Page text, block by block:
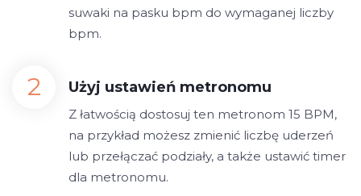
suwaki na pasku bpm do wymaganej liczby
bpm.
Użyj ustawień metronomu
Z łatwością dostosuj ten metronom 15 BPM,
na przykład możesz zmienić liczbę uderzeń
lub przełączać podziały, a także ustawić timer
dla metronomu.